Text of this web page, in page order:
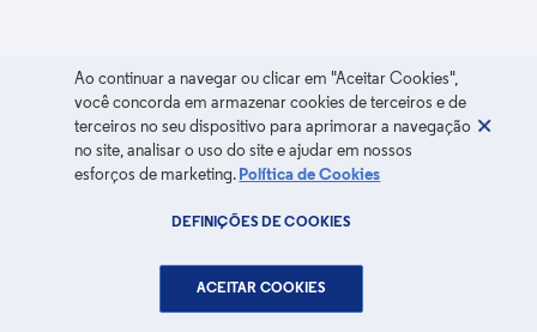
Ao continuar a navegar ou clicar em "Aceitar Cookies",
você concorda em armazenar cookies de terceiros e de
terceiros no seu dispositivo para aprimorar a navegação
no site, analisar o uso do site e ajudar em nossos
esforços de marketing. Política de Cookies
DEFINIÇÕES DE COOKIES
ACEITAR COOKIES